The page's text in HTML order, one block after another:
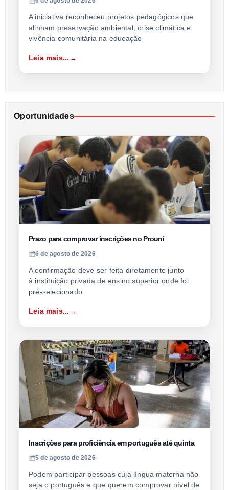
A iniciativa reconheceu projetos pedagógicos que
alinham preservação ambiental, crise climática e
vivência comunitária na educação
Leia mais...
Oportunidades
Prazo para comprovar inscrições no Prouni
6 de agosto de 2026
A confirmação deve ser feita diretamente junto
à instituição privada de ensino superior onde foi
pré-selecionado
Leia mais...
Inscrições para proficiência em português até quinta
5 de agosto de 2026
Podem participar pessoas cuja língua materna não
seja o português e que querem comprovar nível de